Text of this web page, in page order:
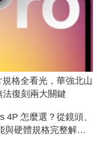
格全看光，華強北山
復刻兩大關鍵
4P 怎麼選？從鏡頭、
與硬體規格完整解
差異